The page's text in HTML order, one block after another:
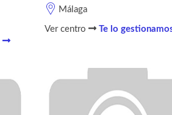
Málaga
Ver centro Te lo